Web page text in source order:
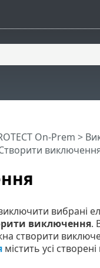
On-Prem >
вибрані
виключення.
створити
містить усі